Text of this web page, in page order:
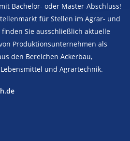
Bachelor- oder Master-Abschluss!
für Stellen im Agrar- und
Sie ausschließlich aktuelle
Produktionsunternehmen als
den Bereichen Ackerbau,
und Agrartechnik.